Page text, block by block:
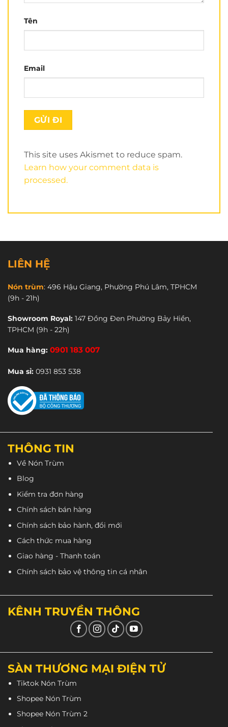
Nón xe đạpRoyal MD16 carbon là thiết kế đơn giản,
POC P1 có giá tới 850,000vnđ còn nón Royal MD16
thiết kế kiểu dáng khí động học mang lại cảm giác
thông thoáng, thoải mái và giảm lực cản tối đa khi
di chuyển.
nén dưới áp suất cao được nhập khẩu từ Mỹ tạo
giúp
nón Royal MD16 carbon
cho người sử dụng.
Tên
Email
This site uses Akismet to reduce spam.
Learn how your comment data is
processed.
LIÊN HỆ
Nón trùm: 496 Hậu Giang, Phường Phú Lâm, TPHCM
(9h - 21h)
Showroom Royal: 147 Đồng Đen Phường Bảy Hiền,
TPHCM (9h - 22h)
Mua hàng: 0901 183 007
Mua sỉ: 0931 853 538
THÔNG TIN
Về Nón Trùm
Blog
Kiểm tra đơn hàng
Chính sách bán hàng
Chính sách bảo hành, đổi mới
Cách thức mua hàng
Giao hàng - Thanh toán
Chính sách bảo vệ thông tin cá nhân
KÊNH TRUYỀN THÔNG
SÀN THƯƠNG MẠI ĐIỆN TỬ
Tiktok Nón Trùm
Shopee Nón Trùm
Shopee Nón Trùm 2